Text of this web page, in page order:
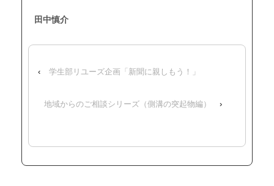
田中慎介
‹ 学生部リユーズ企画「新聞に親しもう！」
地域からのご相談シリーズ（側溝の突起物編） ›